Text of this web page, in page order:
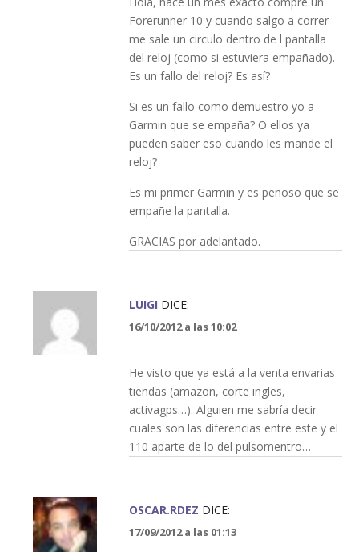
Forerunner 10 y cuando salgo a correr
me sale un circulo dentro de l pantalla
del reloj (como si estuviera empañado).
Es un fallo del reloj? Es así?
Si es un fallo como demuestro yo a
Garmin que se empaña? O ellos ya
pueden saber eso cuando les mande el
reloj?
Es mi primer Garmin y es penoso que se
empañe la pantalla.
GRACIAS por adelantado.
LUIGI DICE:
16/10/2012 a las 10:02
He visto que ya está a la venta envarias
tiendas (amazon, corte ingles,
activagps…). Alguien me sabría decir
cuales son las diferencias entre este y el
110 aparte de lo del pulsomentro…
OSCAR.RDEZ DICE:
17/09/2012 a las 01:13